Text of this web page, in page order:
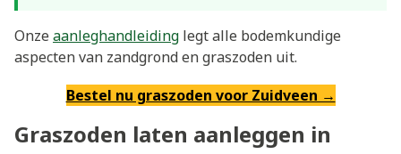
Onzeaanleghandleiding legt alle bodemkundige
aspecten van zandgrond en graszoden uit.
Bestel nu graszoden voor Zuidveen →
Graszoden laten aanleggen in